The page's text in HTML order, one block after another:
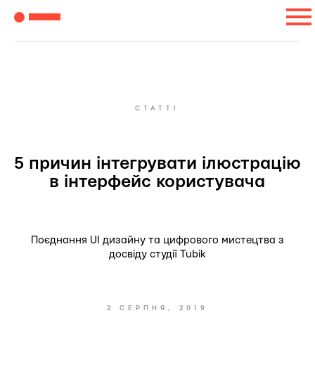
СТАТТІ
5 причин інтегрувати ілюстрацію
в інтерфейс користувача
Поєднання UI дизайну та цифрового мистецтва з
досвіду студії Tubik
2 СЕРПНЯ, 2019